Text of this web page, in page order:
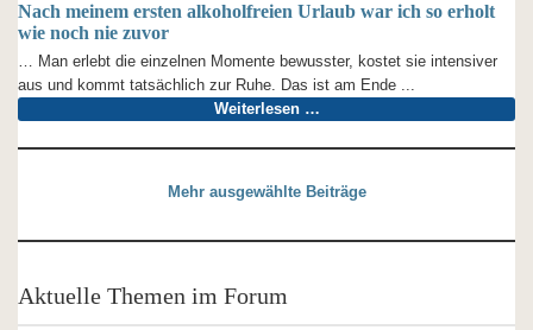
Nach meinem ersten alkoholfreien Urlaub war ich so erholt
wie noch nie zuvor
… Man erlebt die einzelnen Momente bewusster, kostet sie intensiver
aus und kommt tatsächlich zur Ruhe. Das ist am Ende ...
Weiterlesen …
Mehr ausgewählte Beiträge
Aktuelle Themen im Forum